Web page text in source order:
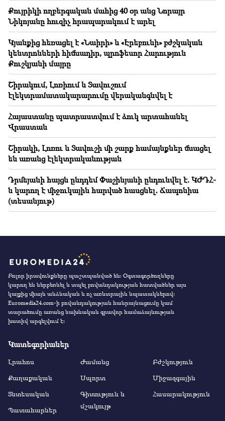
Հորմուզի նեղուցը կարող է կորցնել իր
ռազմավարական նշանակությունը
Քույրիկի ողբերգական մահից 40 օր անց Նորայր
Նիկոյանը հուզիչ հրապարակում է արել
Կյանքից հեռացել է «Նաիրի» և «Էրեբունի» բժշկական
կենտրոնների հիմնադիր, պրոֆեսոր Հարություն
Քուշկյանի մայրը
Շիրակում, Լոռիում և Տավուշում
էլեկտրամատակարարումը վերականգնվել է
Հայաստանը պատրաստվում է ձուկ արտահանել
Վրաստան
Շիրակի, Լոռու և Տավուշի մի շարք համայնքներ մնացել
են առանց էլեկտրականության
Դրմեյանի հայցն ընդդեմ Փաշինյանի ընդունվել է. ԿԺԴՀ-
ն կարող է միջուկային հարված հասցնել․ Ճապոնիա
(տեսանյութ)
Բոլոր իրավունքները պաշտպանված են։ Օգտագործողները
կարող են ներբեռնել և տպել բովանդակության հատվածներ այս
կայքից միայն անձնական և ոչ առևտրային նպատակներով:
Euromedia24.com-ի բովանդակության հանրայնացումը կամ
տարածումը առանց նախնական գրավոր համաձայնության
խստիվ արգելվում է:
Կատեգորիաներ
Լրահոս
Քաղաքական
Տնտեսական
Պատահարներ
Ժամանց
Սպորտ
Գիտություն և
մշակույթ
Բժշկություն
Միջազգային
Հասարակություն